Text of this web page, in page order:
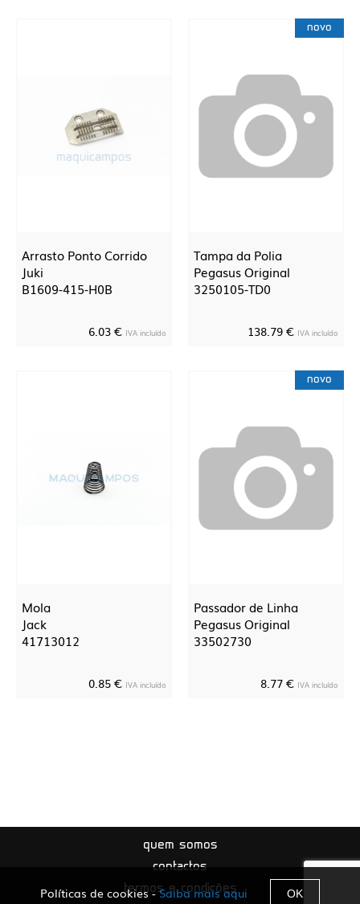
Arrasto Ponto Corrido
Juki
B1609-415-H0B
6.03 € IVA incluído
novo
Tampa da Polia
Pegasus Original
3250105-TD0
138.79 € IVA incluído
Mola
Jack
41713012
0.85 € IVA incluído
novo
Passador de Linha
Pegasus Original
33502730
8.77 € IVA incluído
quem somos
contactos
termos e condições
Políticas de cookies -Saiba mais aqui OK